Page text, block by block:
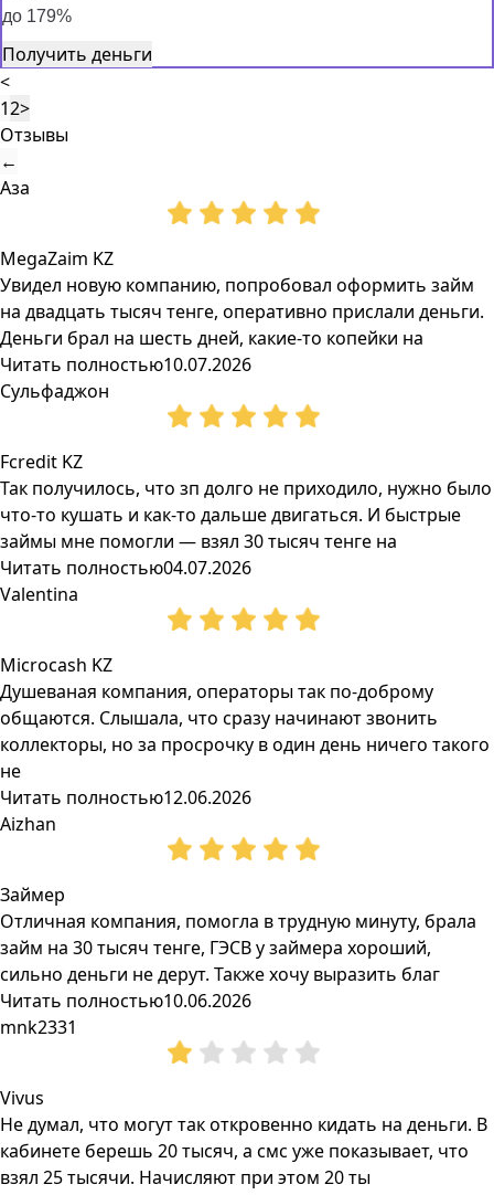
до 179%
Получить деньги
<
12>
Отзывы
←
Аза
MegaZaim KZ
Увидел новую компанию, попробовал оформить займ
на двадцать тысяч тенге, оперативно прислали деньги.
Деньги брал на шесть дней, какие-то копейки на
Читать полностью10.07.2026
Сульфаджон
Fcredit KZ
Так получилось, что зп долго не приходило, нужно было
что-то кушать и как-то дальше двигаться. И быстрые
займы мне помогли — взял 30 тысяч тенге на
Читать полностью04.07.2026
Valentina
Microcash KZ
Душеваная компания, операторы так по-доброму
общаются. Слышала, что сразу начинают звонить
коллекторы, но за просрочку в один день ничего такого
не
Читать полностью12.06.2026
Aizhan
Займер
Отличная компания, помогла в трудную минуту, брала
займ на 30 тысяч тенге, ГЭСВ у займера хороший,
сильно деньги не дерут. Также хочу выразить благ
Читать полностью10.06.2026
mnk2331
Vivus
Не думал, что могут так откровенно кидать на деньги. В
кабинете берешь 20 тысяч, а смс уже показывает, что
взял 25 тысячи. Начисляют при этом 20 ты